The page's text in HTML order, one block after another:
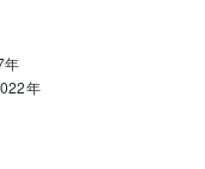
年
年